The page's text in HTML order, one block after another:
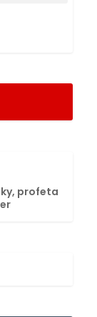
profeta